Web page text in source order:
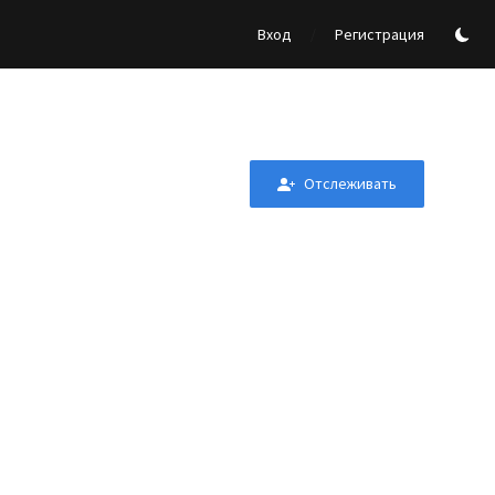
Вход Регистрация
Отслеживать